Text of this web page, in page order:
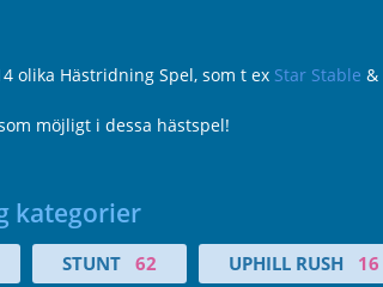
olika Hästridning Spel, som t ex Star Stable &
möjligt i dessa hästspel!
kategorier
STUNT 62 UPHILL RUSH 16